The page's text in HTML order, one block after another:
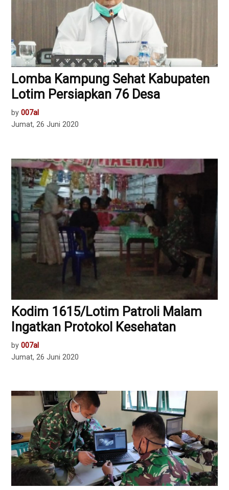
Lomba Kampung Sehat Kabupaten
Lotim Persiapkan 76 Desa
by 007al
Jumat, 26 Juni 2020
Kodim 1615/Lotim Patroli Malam
Ingatkan Protokol Kesehatan
by 007al
Jumat, 26 Juni 2020